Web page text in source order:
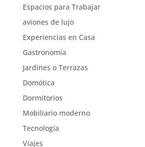
Espacios para Trabajar
aviones de lujo
Experiencias en Casa
Gastronomía
Jardines o Terrazas
Domótica
Dormitorios
Mobiliario moderno
Tecnología
Viajes